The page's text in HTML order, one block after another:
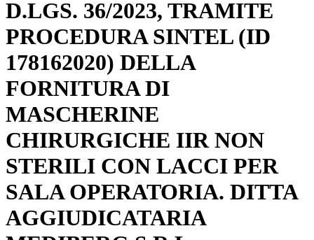
D.LGS. 36/2023, TRAMITE
PROCEDURA SINTEL (ID
178162020) DELLA
FORNITURA DI
MASCHERINE
CHIRURGICHE IIR NON
STERILI CON LACCI PER
SALA OPERATORIA. DITTA
AGGIUDICATARIA